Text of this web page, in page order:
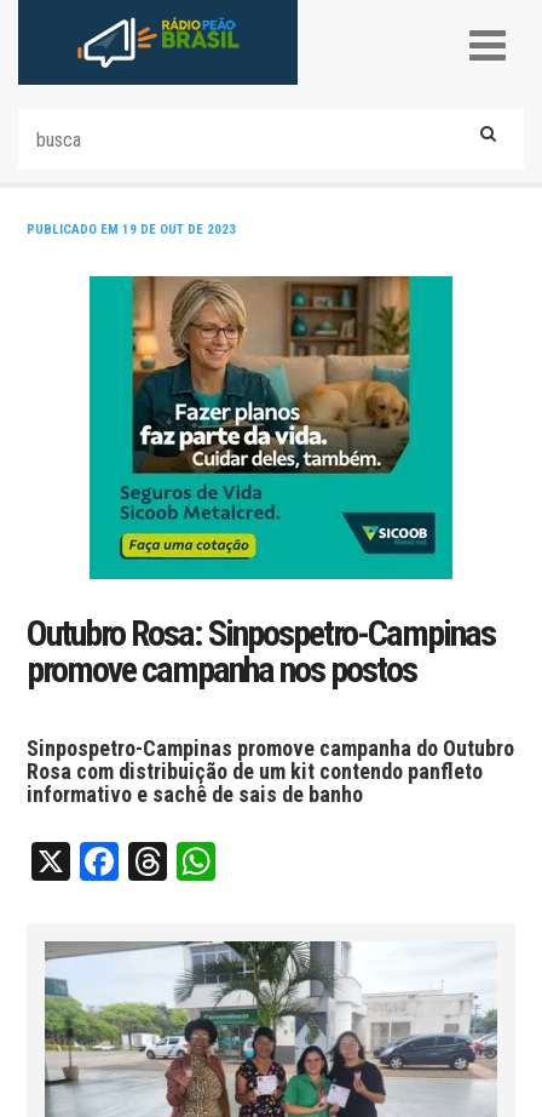
PUBLICADO EM 19 DE OUT DE 2023
Outubro Rosa: Sinpospetro-Campinas
promove campanha nos postos
Sinpospetro-Campinas promove campanha do Outubro
Rosa com distribuição de um kit contendo panfleto
informativo e sachê de sais de banho
X Facebook
Threads